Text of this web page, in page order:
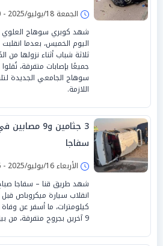
الجمعة 18/يوليو/2025 - 01:00 م
شهد كوبري سوهاج العلوي
اليوم الخميس، بعدما
ثلاثة شباب أثناء نزولها من
جميعًا بإصابات متفرقة،
سوهاج الجامعي الجديدة
اللازمة.
3 جثامين و9
سفاجا
الأربعاء 16/يوليو/2025 - 01:06 م
شهد طريق قنا – سفاجا صباح
9 آخرين بجروح متفرقة، من بينهم حالات خطرة.